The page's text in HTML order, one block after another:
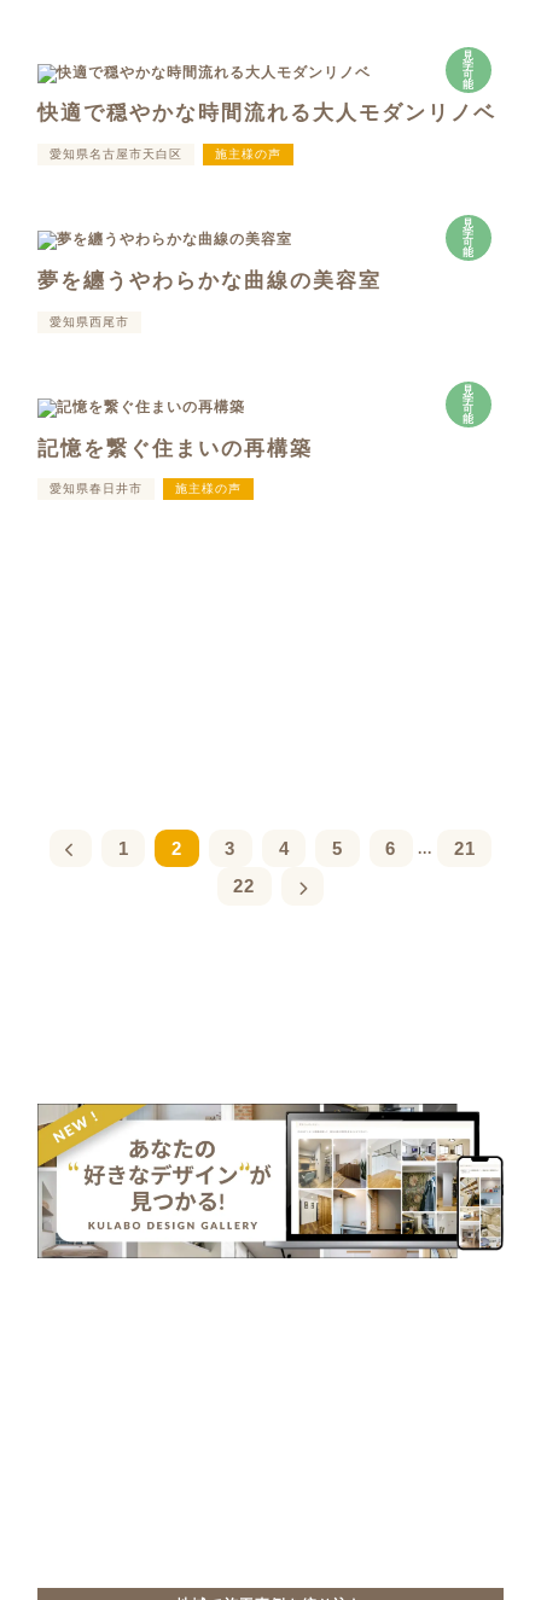
見
学
可
能
快適で穏やかな時間流れる大人モダンリノベ
愛知県名古屋市天白区 施主様の声
見
学
可
能
夢を纏うやわらかな曲線の美容室
愛知県西尾市
見
学
可
能
記憶を繋ぐ住まいの再構築
愛知県春日井市 施主様の声
1 2 3 4 5 6 ...
21
22